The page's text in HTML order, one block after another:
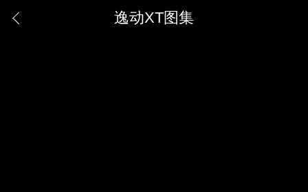
逸动XT图集